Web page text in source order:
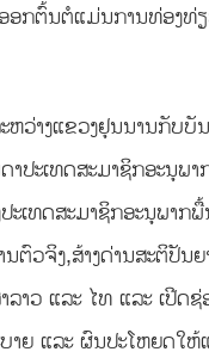
ອກຕົ້ນຕໍແມ່ນການທ່ອງທ່
ວ່າງແຂວງຢຸນນານກັບບັ
ປະເທດສະມາຊິກອະນຸພ
ະເທດສະມາຊິກອະນຸພາກ
ຕົວຈິງ,ສ້າງດ່ານສະຕິປັນຍ
າວ ແລະ ໄທ ແລະ ເປີດຊ່
າຍ ແລະ ຜົນປະໂຫຍດໃຫ້